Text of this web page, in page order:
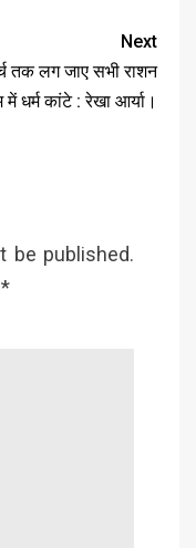
Next
तक लग जाए सभी राशन
में धर्म कांटे : रेखा आर्या।
be published.
*